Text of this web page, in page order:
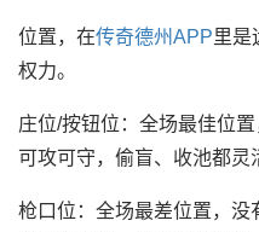
位置，在传奇德州APP里是
权力。
庄位/按钮位：全场最佳位
可攻可守，偷盲、收池都灵
枪口位：全场最差位置，没